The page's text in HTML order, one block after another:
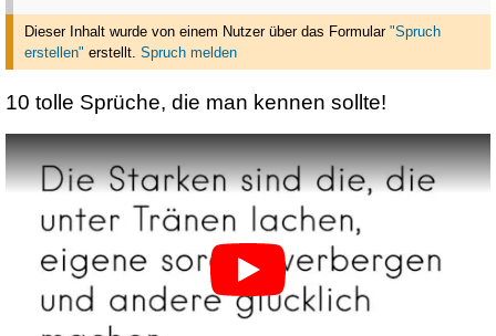
Dieser Inhalt wurde von einem Nutzer über das Formular "Spruch
erstellen" erstellt. Spruch melden
10 tolle Sprüche, die man kennen sollte!